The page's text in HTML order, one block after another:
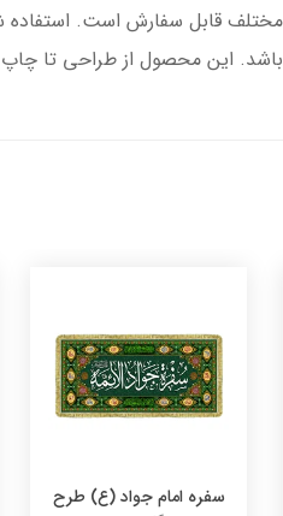
مختلف قابل سفارش است.
این محصول از طراحی تا چاپ
سفره امام جواد (ع) طرح